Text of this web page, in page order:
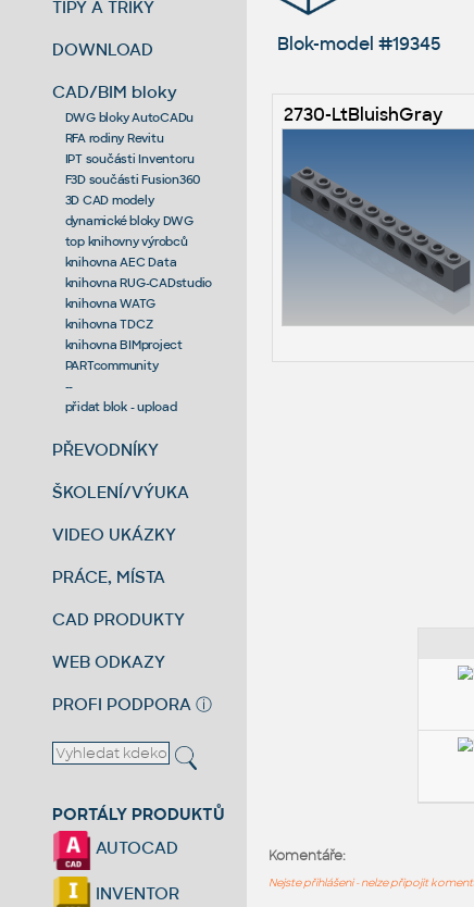
TIPY A TRIKY
DOWNLOAD
CAD/BIM bloky
DWG bloky AutoCADu
RFA rodiny Revitu
IPT součásti Inventoru
F3D součásti Fusion360
3D CAD modely
dynamické bloky DWG
top knihovny výrobců
knihovna AEC Data
knihovna RUG-CADstudio
knihovna WATG
knihovna TDCZ
knihovna BIMproject
PARTcommunity
--
přidat blok - upload
PŘEVODNÍKY
ŠKOLENÍ/VÝUKA
VIDEO UKÁZKY
PRÁCE, MÍSTA
CAD PRODUKTY
WEB ODKAZY
PROFI PODPORA ⓘ
PORTÁLY PRODUKTŮ
AUTOCAD
INVENTOR
Blok-model #19345
2730-LtBluishGray
Komentáře:
Nejste přihlášeni - nelze připojit